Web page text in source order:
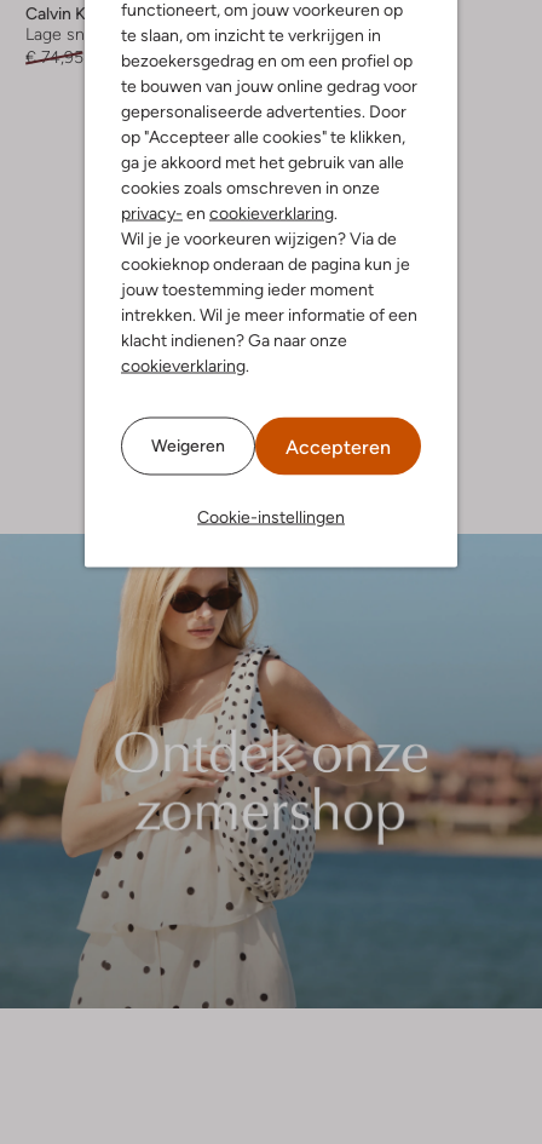
functioneert, om jouw voorkeuren op
te slaan, om inzicht te verkrijgen in
bezoekersgedrag en om een profiel op
te bouwen van jouw online gedrag voor
gepersonaliseerde advertenties. Door
op "Accepteer alle cookies" te klikken,
ga je akkoord met het gebruik van alle
cookies zoals omschreven in onze
privacy- en cookieverklaring
Wil je je voorkeuren wijzigen? Via de
cookieknop onderaan de pagina kun je
jouw toestemming ieder moment
intrekken. Wil je meer informatie of een
klacht indienen? Ga naar onze
cookieverklaring
Weigeren Accepteren
Cookie-instellingen
Calvin Klein
Lage sneakers
€ 74,95
€ 29,99
Calvin Klein
Lage sneakers
€ 79,95 € 31,99